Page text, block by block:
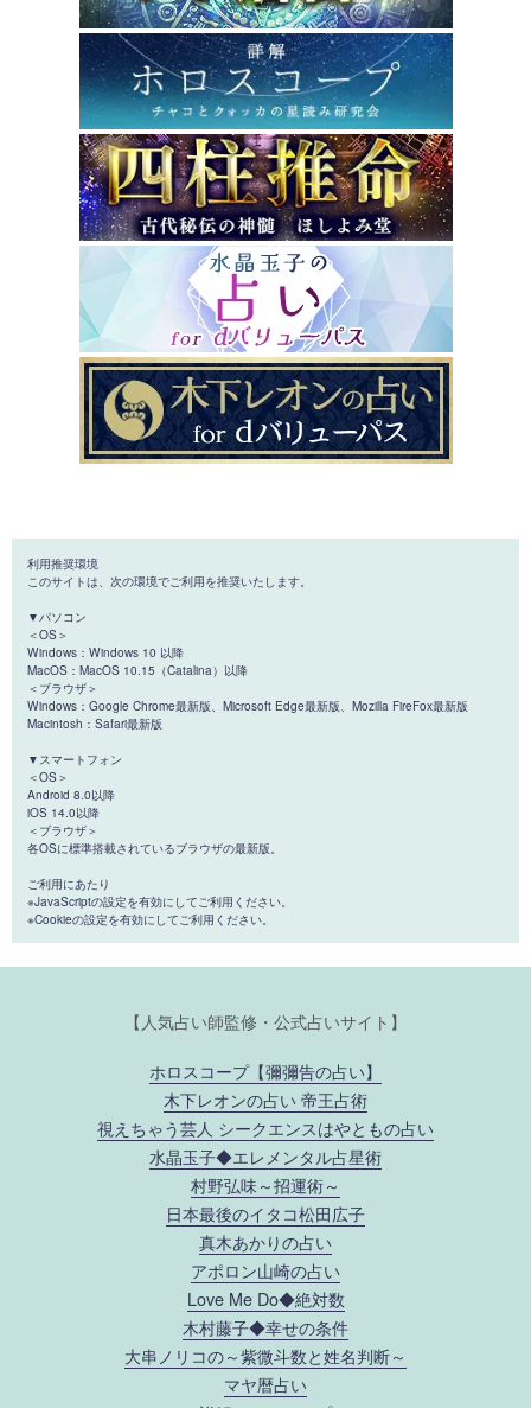
利用推奨環境
このサイトは、次の環境でご利用を推奨いたします。
▼パソコン
＜OS＞
Windows：Windows 10 以降
MacOS：MacOS 10.15（Catalina）以降
＜ブラウザ＞
Windows：Google Chrome最新版、Microsoft Edge最新版、Mozilla FireFox最新版
Macintosh：Safari最新版
▼スマートフォン
＜OS＞
Android 8.0以降
iOS 14.0以降
＜ブラウザ＞
各OSに標準搭載されているブラウザの最新版。
ご利用にあたり
※JavaScriptの設定を有効にしてご利用ください。
※Cookieの設定を有効にしてご利用ください。
【人気占い師監修・公式占いサイト】
ホロスコープ【彌彌告の占い】
木下レオンの占い 帝王占術
視えちゃう芸人 シークエンスはやともの占い
水晶玉子◆エレメンタル占星術
村野弘味～招運術～
日本最後のイタコ松田広子
真木あかりの占い
アポロン山崎の占い
Love Me Do◆絶対数
木村藤子◆幸せの条件
大串ノリコの～紫微斗数と姓名判断～
マヤ暦占い